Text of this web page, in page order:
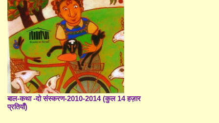
बाल-कथा -दो संस्करण-2010-2014 (कुल 14 हज़ार
प्रतियाँ)